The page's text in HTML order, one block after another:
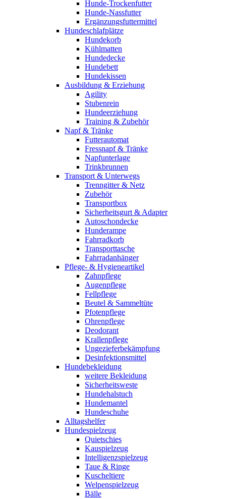
Hunde-Trockenfutter
Hunde-Nassfutter
Ergänzungsfuttermittel
Hundeschlafplätze
Hundekorb
Kühlmatten
Hundedecke
Hundebett
Hundekissen
Ausbildung & Erziehung
Agility
Stubenrein
Hundeerziehung
Training & Zubehör
Napf & Tränke
Futterautomat
Fressnapf & Tränke
Napfunterlage
Trinkbrunnen
Transport & Unterwegs
Trenngitter & Netz
Zubehör
Transportbox
Sicherheitsgurt & Adapter
Autoschondecke
Hunderampe
Fahrradkorb
Transporttasche
Fahrradanhänger
Pflege- & Hygieneartikel
Zahnpflege
Augenpflege
Fellpflege
Beutel & Sammeltüte
Pfotenpflege
Ohrenpflege
Deodorant
Krallenpflege
Ungezieferbekämpfung
Desinfektionsmittel
Hundebekleidung
weitere Bekleidung
Sicherheitsweste
Hundehalstuch
Hundemantel
Hundeschuhe
Alltagshelfer
Hundespielzeug
Quietschies
Kauspielzeug
Intelligenzspielzeug
Taue & Ringe
Kuscheltiere
Welpenspielzeug
Bälle